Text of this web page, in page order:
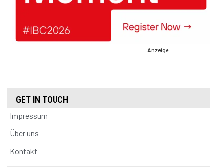
Anzeige
GET IN TOUCH
Impressum
Über uns
Kontakt